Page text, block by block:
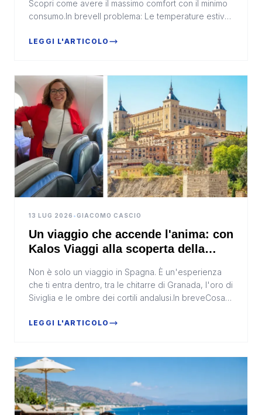
Scopri come avere il massimo comfort con il minimo
consumo.In breveIl problema: Le temperature estive
LEGGI L'ARTICOLO
13 LUG 2026 •GIACOMO CASCIO
Un viaggio che accende l'anima: con
Kalos Viaggi alla scoperta della
Non è solo un viaggio in Spagna. È un'esperienza
che ti entra dentro, tra le chitarre di Granada, l'oro di
Siviglia e le ombre dei cortili andalusi.In breveCosa
LEGGI L'ARTICOLO